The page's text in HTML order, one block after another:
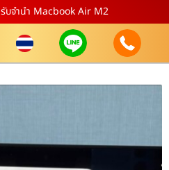
รับจำนำ Macbook Air M2